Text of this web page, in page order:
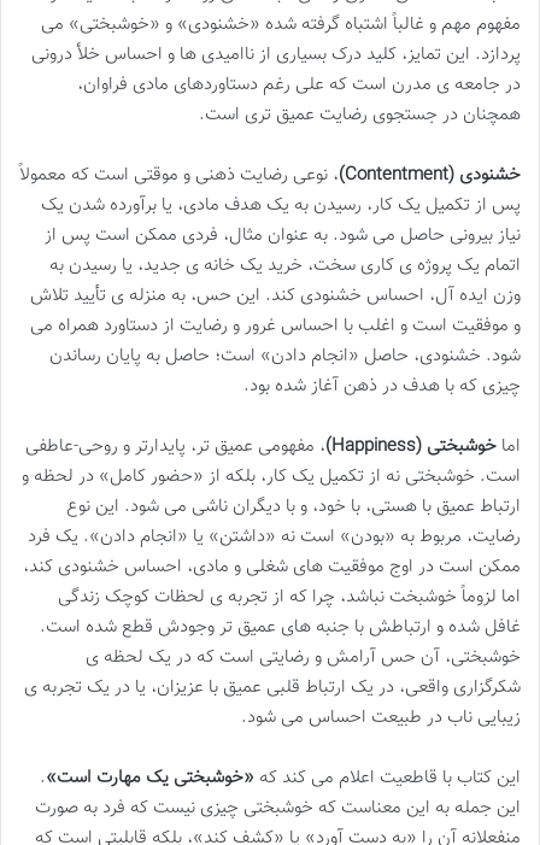
مفهوم مهم و غالباً اشتباه گرفته شده «خشنودی» و «خوشبختی» می
پردازد. این تمایز، کلید درک بسیاری از ناامیدی ها و احساس خلأ درونی
در جامعه ی مدرن است که علی رغم دستاوردهای مادی فراوان،
همچنان در جستجوی رضایت عمیق تری است.
خشنودی (Contentment)
، نوعی رضایت ذهنی و موقتی است که معمولاً
پس از تکمیل یک کار، رسیدن به یک هدف مادی، یا برآورده شدن یک
نیاز بیرونی حاصل می شود. به عنوان مثال، فردی ممکن است پس از
اتمام یک پروژه ی کاری سخت، خرید یک خانه ی جدید، یا رسیدن به
وزن ایده آل، احساس خشنودی کند. این حس، به منزله ی تأیید تلاش
و موفقیت است و اغلب با احساس غرور و رضایت از دستاورد همراه می
شود. خشنودی، حاصل «انجام دادن» است؛ حاصل به پایان رساندن
چیزی که با هدف در ذهن آغاز شده بود.
اما خوشبختی (Happiness)
، مفهومی عمیق تر، پایدارتر و روحی-عاطفی
است. خوشبختی نه از تکمیل یک کار، بلکه از «حضور کامل» در لحظه و
ارتباط عمیق با هستی، با خود، و با دیگران ناشی می شود. این نوع
رضایت، مربوط به «بودن» است نه «داشتن» یا «انجام دادن». یک فرد
ممکن است در اوج موفقیت های شغلی و مادی، احساس خشنودی کند،
اما لزوماً خوشبخت نباشد، چرا که از تجربه ی لحظات کوچک زندگی
غافل شده و ارتباطش با جنبه های عمیق تر وجودش قطع شده است.
خوشبختی، آن حس آرامش و رضایتی است که در یک لحظه ی
شکرگزاری واقعی، در یک ارتباط قلبی عمیق با عزیزان، یا در یک تجربه ی
زیبایی ناب در طبیعت احساس می شود.
این کتاب با قاطعیت اعلام می کند که «خوشبختی یک مهارت است».
این جمله به این معناست که خوشبختی چیزی نیست که فرد به صورت
منفعلانه آن را «به دست آورد» یا «کشف کند»، بلکه قابلیتی است که